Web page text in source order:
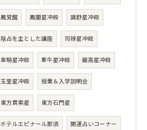
鳳覚醒 鳳閣星冲殺 調舒星冲殺
陰占を主とした講座 司禄星冲殺
車騎星冲殺 牽牛星冲殺 龍高星冲殺
玉堂星冲殺 授業＆入学説明会
東方貫索星 東方石門星
ホテルエピナール那須 開運占いコーナー